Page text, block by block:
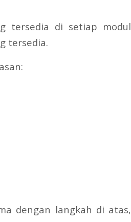
tersedia di setiap modul
tersedia.
dengan langkah di atas,